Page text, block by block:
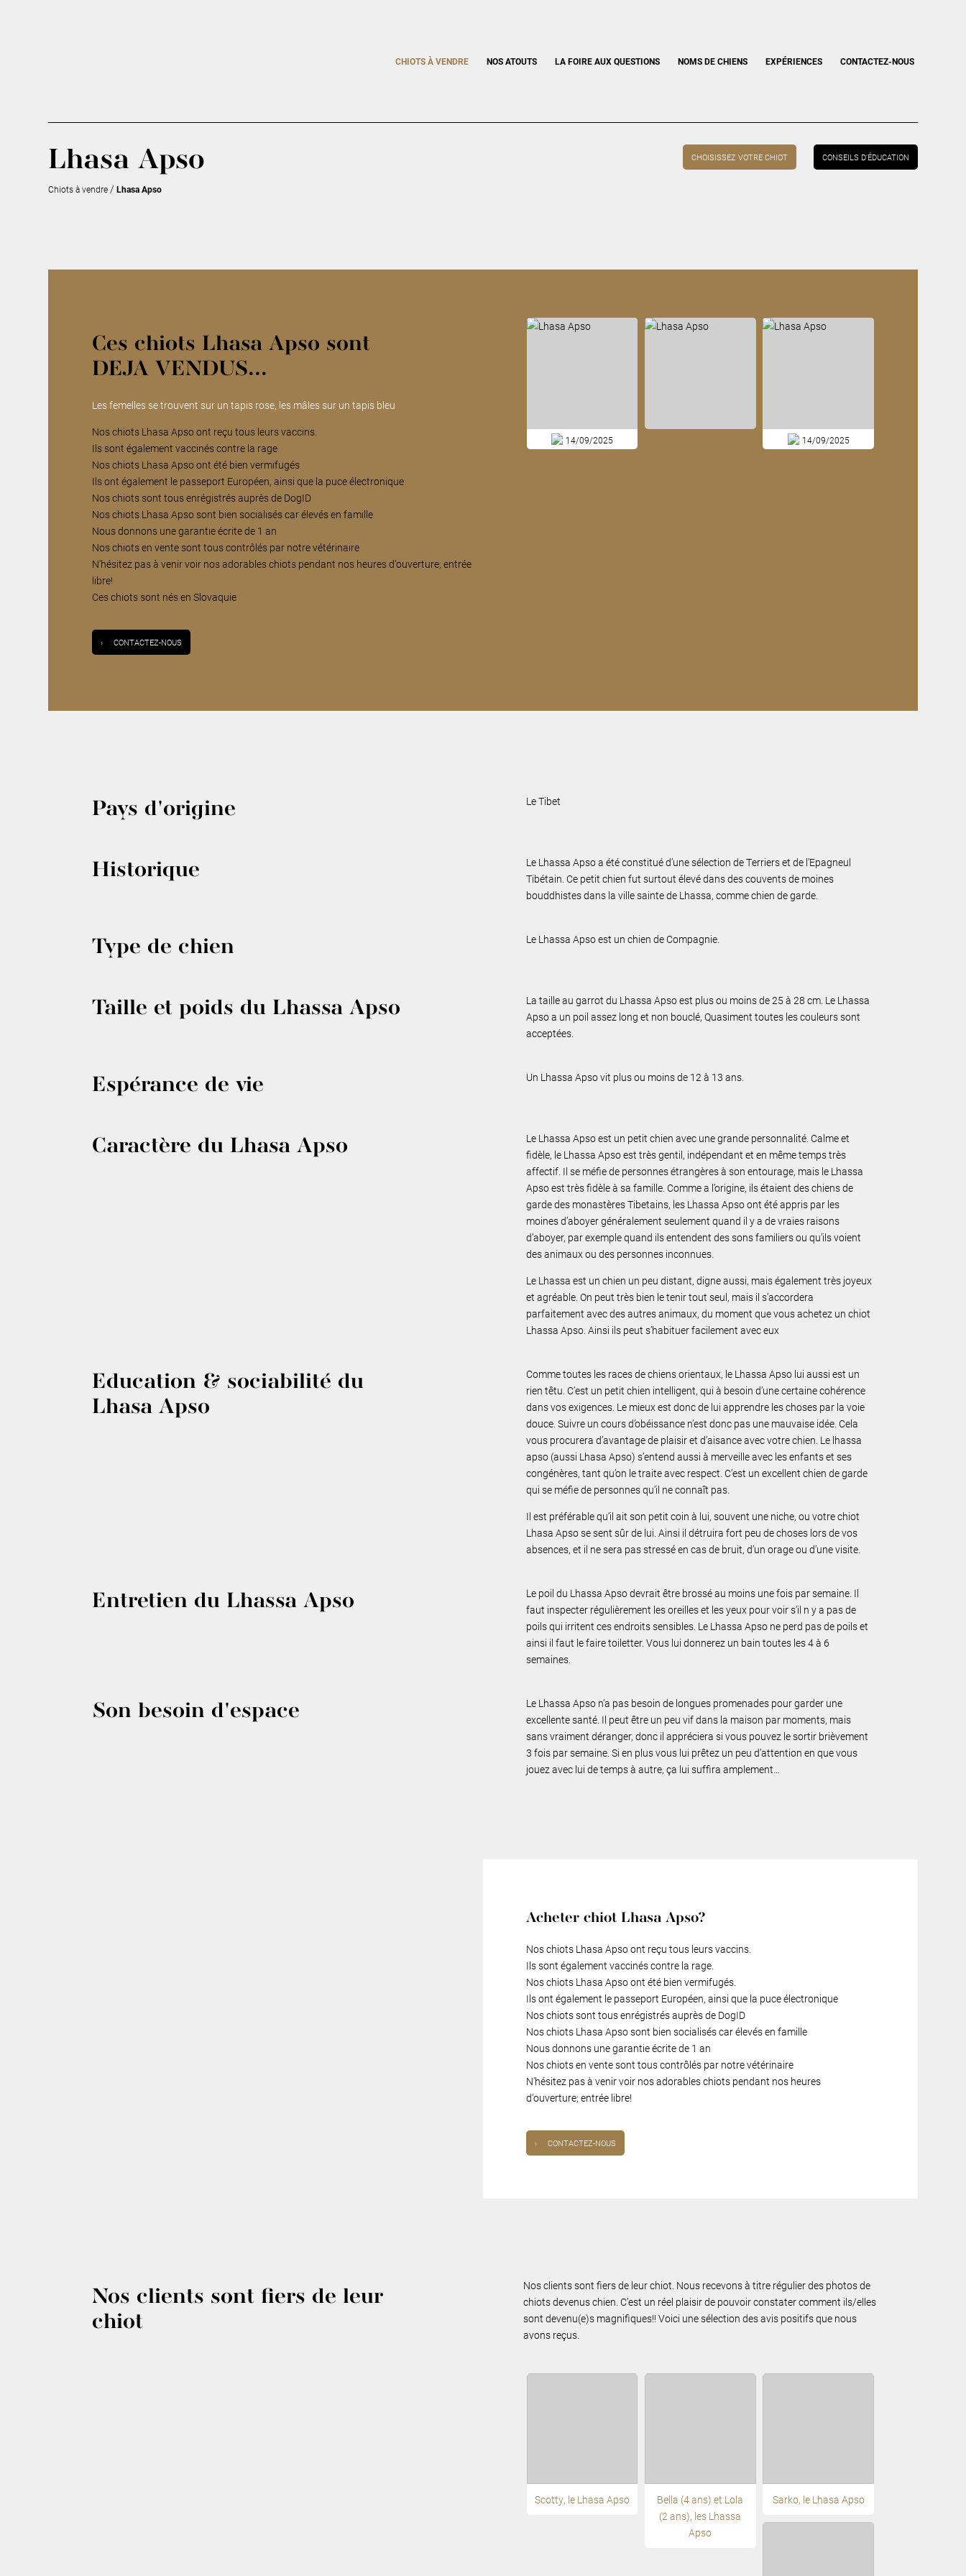
CHIOTS À VENDRE NOS ATOUTS LA FOIRE AUX QUESTIONS NOMS DE CHIENS EXPÉRIENCES CONTACTEZ-NOUS
Lhasa Apso
Chiots à vendre/Lhasa Apso
CHOISISSEZ VOTRE CHIOT CONSEILS D’ÉDUCATION
Ces chiots Lhasa Apso sont
DEJA VENDUS...
Les femelles se trouvent sur un tapis rose, les mâles sur un tapis bleu
Nos chiots Lhasa Apso ont reçu tous leurs vaccins.
Ils sont également vaccinés contre la rage.
Nos chiots Lhasa Apso ont été bien vermifugés.
Ils ont également le passeport Européen, ainsi que la puce électronique
Nos chiots sont tous enrégistrés auprès de DogID
Nos chiots Lhasa Apso sont bien socialisés car élevés en famille
Nous donnons une garantie écrite de 1 an
Nos chiots en vente sont tous contrôlés par notre vétérinaire
N'hésitez pas à venir voir nos adorables chiots pendant nos heures d'ouverture; entrée
libre!
Ces chiots sont nés en Slovaquie
› CONTACTEZ-NOUS
14/09/2025 14/09/2025
Pays d'origine Le Tibet
Historique
Le Lhassa Apso a été constitué d’une sélection de Terriers et de l’Epagneul
Tibétain. Ce petit chien fut surtout élevé dans des couvents de moines
bouddhistes dans la ville sainte de Lhassa, comme chien de garde.
Type de chien Le Lhassa Apso est un chien de Compagnie.
Taille et poids du Lhassa Apso
La taille au garrot du Lhassa Apso est plus ou moins de 25 à 28 cm. Le Lhassa
Apso a un poil assez long et non bouclé, Quasiment toutes les couleurs sont
acceptées.
Espérance de vie Un Lhassa Apso vit plus ou moins de 12 à 13 ans.
Caractère du Lhasa Apso
Le Lhassa Apso est un petit chien avec une grande personnalité. Calme et
fidèle, le Lhassa Apso est très gentil, indépendant et en même temps très
affectif. Il se méfie de personnes étrangères à son entourage, mais le Lhassa
Apso est très fidèle à sa famille. Comme a l’origine, ils étaient des chiens de
garde des monastères Tibetains, les Lhassa Apso ont été appris par les
moines d’aboyer généralement seulement quand il y a de vraies raisons
d’aboyer, par exemple quand ils entendent des sons familiers ou qu’ils voient
des animaux ou des personnes inconnues.
Le Lhassa est un chien un peu distant, digne aussi, mais également très joyeux
et agréable. On peut très bien le tenir tout seul, mais il s’accordera
parfaitement avec des autres animaux, du moment que vous achetez un chiot
Lhassa Apso. Ainsi ils peut s’habituer facilement avec eux
Education & sociabilité du
Lhasa Apso
Comme toutes les races de chiens orientaux, le Lhassa Apso lui aussi est un
rien têtu. C’est un petit chien intelligent, qui à besoin d’une certaine cohérence
dans vos exigences. Le mieux est donc de lui apprendre les choses par la voie
douce. Suivre un cours d’obéissance n’est donc pas une mauvaise idée. Cela
vous procurera d’avantage de plaisir et d’aisance avec votre chien. Le lhassa
apso (aussi Lhasa Apso) s’entend aussi à merveille avec les enfants et ses
congénères, tant qu’on le traite avec respect. C’est un excellent chien de garde
qui se méfie de personnes qu’il ne connaît pas.
Il est préférable qu’il ait son petit coin à lui, souvent une niche, ou votre chiot
Lhasa Apso se sent sûr de lui. Ainsi il détruira fort peu de choses lors de vos
absences, et il ne sera pas stressé en cas de bruit, d’un orage ou d’une visite.
Entretien du Lhassa Apso
Le poil du Lhassa Apso devrait être brossé au moins une fois par semaine. Il
faut inspecter régulièrement les oreilles et les yeux pour voir s’il n y a pas de
poils qui irritent ces endroits sensibles. Le Lhassa Apso ne perd pas de poils et
ainsi il faut le faire toiletter. Vous lui donnerez un bain toutes les 4 à 6
semaines.
Son besoin d'espace
Le Lhassa Apso n’a pas besoin de longues promenades pour garder une
excellente santé. Il peut être un peu vif dans la maison par moments, mais
sans vraiment déranger, donc il appréciera si vous pouvez le sortir brièvement
3 fois par semaine. Si en plus vous lui prêtez un peu d’attention en que vous
jouez avec lui de temps à autre, ça lui suffira amplement…
Acheter chiot Lhasa Apso?
Nos chiots Lhasa Apso ont reçu tous leurs vaccins.
Ils sont également vaccinés contre la rage.
Nos chiots Lhasa Apso ont été bien vermifugés.
Ils ont également le passeport Européen, ainsi que la puce électronique
Nos chiots sont tous enrégistrés auprès de DogID
Nos chiots Lhasa Apso sont bien socialisés car élevés en famille
Nous donnons une garantie écrite de 1 an
Nos chiots en vente sont tous contrôlés par notre vétérinaire
N'hésitez pas à venir voir nos adorables chiots pendant nos heures
d'ouverture; entrée libre!
› CONTACTEZ-NOUS
Nos clients sont fiers de leur
chiot
Nos clients sont fiers de leur chiot. Nous recevons à titre régulier des photos de
chiots devenus chien. C’est un réel plaisir de pouvoir constater comment ils/elles
sont devenu(e)s magnifiques!! Voici une sélection des avis positifs que nous
avons reçus.
Scotty, le Lhasa Apso
Bella (4 ans) et Lola
(2 ans), les Lhassa
Apso
Sarko, le Lhasa Apso